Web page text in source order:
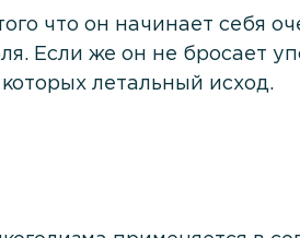
что он начинает себя
Если же он не бросает
летальный исход.